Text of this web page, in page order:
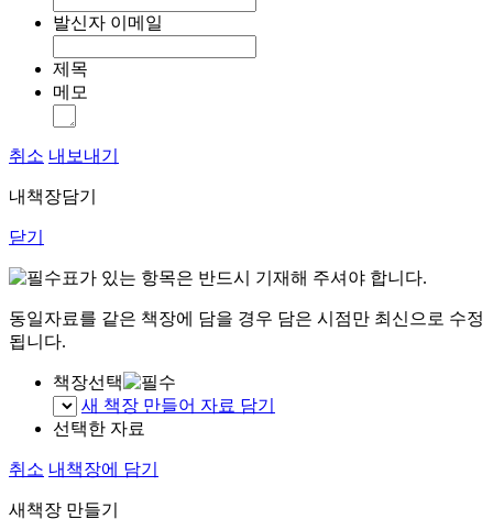
발신자 이메일
제목
메모
취소 내보내기
내책장담기
닫기
표가 있는 항목은 반드시 기재해 주셔야 합니다.
동일자료를 같은 책장에 담을 경우 담은 시점만 최신으로 수정
됩니다.
책장선택
새 책장 만들어 자료 담기
선택한 자료
취소 내책장에 담기
새책장 만들기